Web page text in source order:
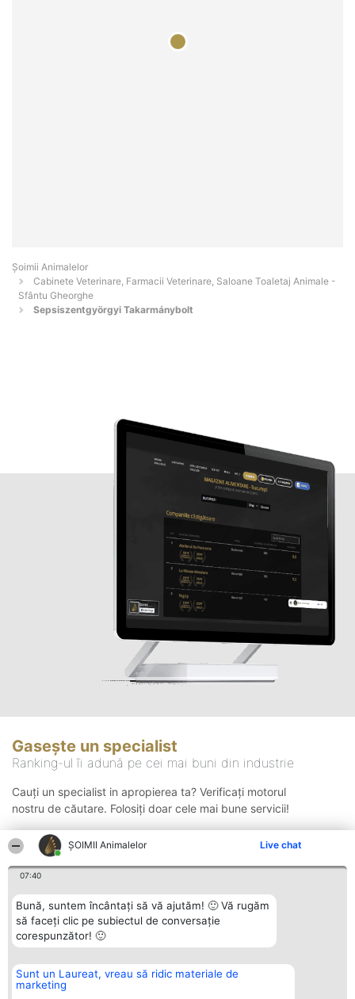
ŞOIMII Animalelor Live chat
07:40
Bună, suntem încântați să vă ajutăm! 🙂 Vă rugăm
să faceți clic pe subiectul de conversație
corespunzător! 🙂
Sunt un Laureat, vreau să ridic materiale de
marketing
Şoimii Animalelor
Cabinete Veterinare, Farmacii Veterinare, Saloane Toaletaj Animale -
Sfântu Gheorghe
Sepsiszentgyörgyi Takarmánybolt
Gasește un specialist
Ranking-ul îi adună pe cei mai buni din industrie
Cauți un specialist in apropierea ta? Verificați motorul
nostru de căutare. Folosiți doar cele mai bune servicii!
Organizator Ranking
BRIGHT SOLUTIONS BR SRL
Plebiscyt Contact